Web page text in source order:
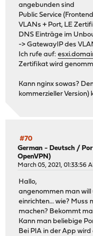
angebunden sind
Public Service
VLANs + Port, LE
DNS Einträge im
-> GatewayIP des
Ich rufe auf:
Zertifikat wird
Kann nginx sowas?
kommerzieller Version)
#70
German - Deutsch /
OpenVPN)
March 05, 2021, 01:33:56
Hallo,
angenommen man will
einrichten... wie? Muss
machen? Bekommt
Kann man beliebige
Bei PIA in der App wird